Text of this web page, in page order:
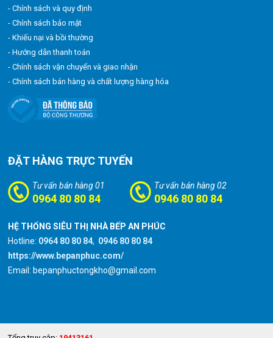
- Chính sách và quy định
- Chính sách bảo mật
- Khiếu nại và bồi thường
- Hướng dẫn thanh toán
- Chính sách vận chuyển và giao nhận
- Chính sách bán hàng và chất lượng hàng hóa
ĐẶT HÀNG TRỰC TUYẾN
Tư vấn bán hàng 01
0964 80 80 84
Tư vấn bán hàng 02
0946 80 80 84
HỆ THỐNG SIÊU THỊ NHÀ BẾP AN PHÚC
Hotline: 0964 80 80 84, 0946 80 80 84
https://www.bepanphuc.com/
Email: bepanphuctongkho@gmail.com